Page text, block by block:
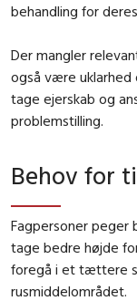
behandling for
Der mangler
også være
tage ejerskab og
problemstilling.
Behov for
Fagpersoner peger
tage bedre højde
foregå i et tættere
rusmiddelområdet.